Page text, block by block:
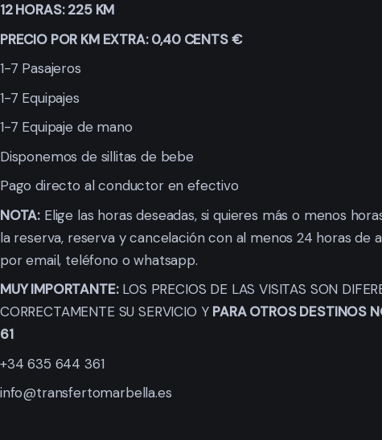
12 HORAS: 225 KM
PRECIO POR KM EXTRA: 0,40 CENTS €
1-7 Pasajeros
1-7 Equipajes
1-7 Equipaje de mano
Disponemos de sillitas de bebe
Pago directo al conductor en efectivo
NOTA: Elige las horas deseadas, si quieres más o menos
la reserva, reserva y cancelación con al menos 24 horas
por email, teléfono o whatsapp.
MUY IMPORTANTE:LOS PRECIOS DE LAS VISITAS SON
CORRECTAMENTE SU SERVICIO Y PARA OTROS DESTINOS
61
+34 635 644 361
info@transfertomarbella.es